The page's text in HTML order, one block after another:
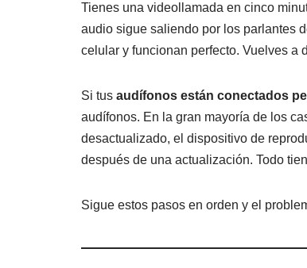
c
e
o
o
k
at
s
p
p
m
p
tir
Tienes una videollamada en cinco
audio sigue saliendo por los parlantes
celular y funcionan perfecto. Vuelves a
Si tus audífonos están conectados
audífonos. En la gran mayoría de los
desactualizado, el dispositivo de
después de una actualización. Todo
Sigue estos pasos en orden y el